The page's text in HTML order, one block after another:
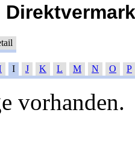
I J K L M N O P
vorhanden.